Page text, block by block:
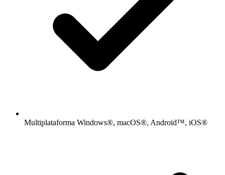
Multiplataforma Windows®, macOS®, Android™, iOS®